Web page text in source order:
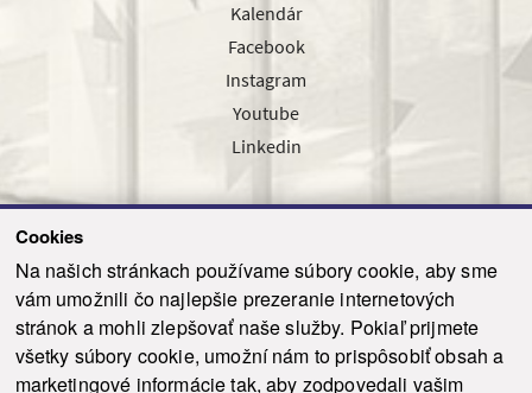
Cookies
Na našich stránkach používame súbory cookie, aby sme
vám umožnili čo najlepšie prezeranie internetových
stránok a mohli zlepšovať naše služby. Pokiaľ prijmete
všetky súbory cookie, umožní nám to prispôsobiť obsah a
marketingové informácie tak, aby zodpovedali vašim
Kalendár
Facebook
Instagram
Youtube
Linkedin
Odoslať